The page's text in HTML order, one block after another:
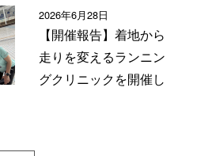
2026年6月28日
【開催報告】着地から
走りを変えるランニン
グクリニックを開催し